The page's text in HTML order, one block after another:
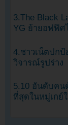
3.The Black
YG ย้ายอฟฟิศ
4.ชาวเน็ตปกป้
วิจารณ์รูปร่าง
5.10 อันดับคน
ที่สุดในหมู่เกย์